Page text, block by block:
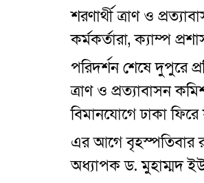
শরণার্থী ত্রাণ ও
কর্মকর্তারা, ক্যাম্প
পরিদর্শন শেষে দুপুরে
ত্রাণ ও প্রত্যাবাসন
বিমানযোগে ঢাকা ফিরে
এর আগে বৃহস্পতিবার
অধ্যাপক ড. মুহাম্মদ